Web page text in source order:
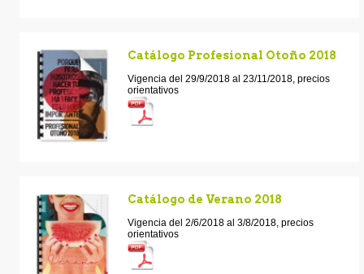
Catálogo Profesional Otoño 2018
Vigencia del 29/9/2018 al 23/11/2018, precios
orientativos
Catálogo de Verano 2018
Vigencia del 2/6/2018 al 3/8/2018, precios
orientativos